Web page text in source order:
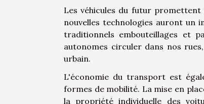
Les véhicules du futur
nouvelles technologies auront un
traditionnels embouteillages et
autonomes circuler dans nos
urbain.
L'économie du transport est
formes de mobilité. La mise en
la propriété individuelle des